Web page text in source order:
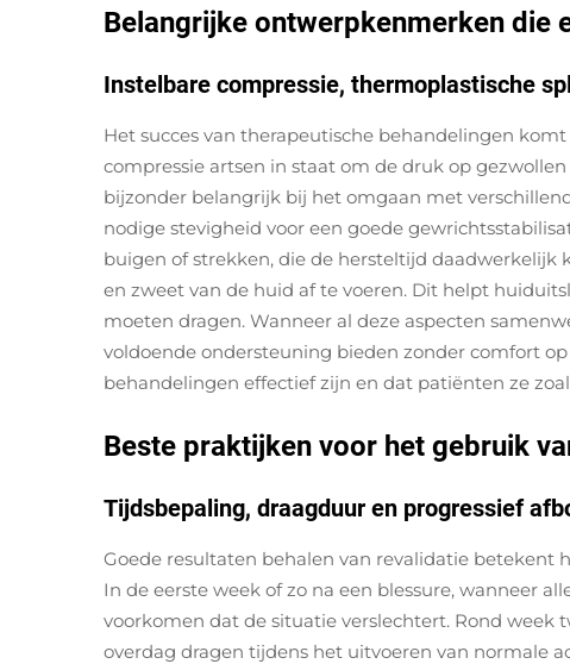
Belangrijke ontwerpkenmerken
Instelbare compressie, thermoplastische
Het succes van therapeutische behandelingen
compressie artsen in staat om de druk op
bijzonder belangrijk bij het omgaan met
nodige stevigheid voor een goede
buigen of strekken, die de hersteltijd
en zweet van de huid af te voeren. Dit helpt
moeten dragen. Wanneer al deze aspecten
voldoende ondersteuning bieden zonder comfort
behandelingen effectief zijn en dat patiënten ze
Beste praktijken voor het gebruik
Tijdsbepaling, draagduur en progressief
Goede resultaten behalen van revalidatie betekent
In de eerste week of zo na een blessure, wanneer
voorkomen dat de situatie verslechtert. Rond
overdag dragen tijdens het uitvoeren van normale